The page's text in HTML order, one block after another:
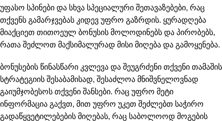
უფასო სპინები და სხვა სპეციალური შეთავაზებები, რაც
თქვენს გამარჯვებას კიდევ უფრო გაზრდის. ყურადღება
მიაქციეთ თითოეულ ბონუსის მოლოდინებს და პირობებს,
რათა შეძლოთ მაქსიმალურად მისი მიღება და გამოყენება.
ბონუსების წინასწარი კვლევა და შეუგრძენი თქვენი თამაშის
სტრატეგიის შესაბამისად, შესაძლოა მნიშვნელოვნად
გაიუმჯობესოს თქვენი შანსები. რაც უფრო მეტი
ინფორმაცია გაქვთ, მით უფრო უკეთ შეძლებთ საჭირო
გადაწყვეტილებების მიღებას, რაც საბოლოოდ მოგების